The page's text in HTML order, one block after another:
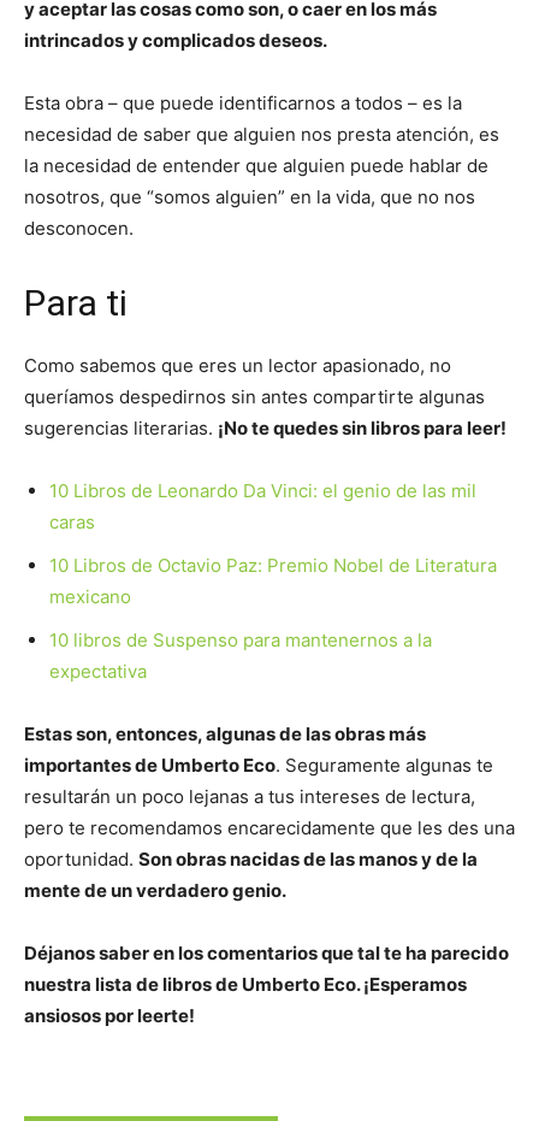
y aceptar las cosas como son, o caer en los más
intrincados y complicados deseos.
Esta obra – que puede identificarnos a todos – es la
necesidad de saber que alguien nos presta atención, es
la necesidad de entender que alguien puede hablar de
nosotros, que “somos alguien” en la vida, que no nos
desconocen.
Para ti
Como sabemos que eres un lector apasionado, no
queríamos despedirnos sin antes compartirte algunas
sugerencias literarias. ¡No te quedes sin libros para leer!
10 Libros de Leonardo Da Vinci: el genio de las mil
caras
10 Libros de Octavio Paz: Premio Nobel de Literatura
mexicano
10 libros de Suspenso para mantenernos a la
expectativa
Estas son, entonces, algunas de las obras más
importantes de Umberto Eco. Seguramente algunas te
resultarán un poco lejanas a tus intereses de lectura,
pero te recomendamos encarecidamente que les des una
oportunidad. Son obras nacidas de las manos y de la
mente de un verdadero genio.
Déjanos saber en los comentarios que tal te ha parecido
nuestra lista de libros de Umberto Eco. ¡Esperamos
ansiosos por leerte!